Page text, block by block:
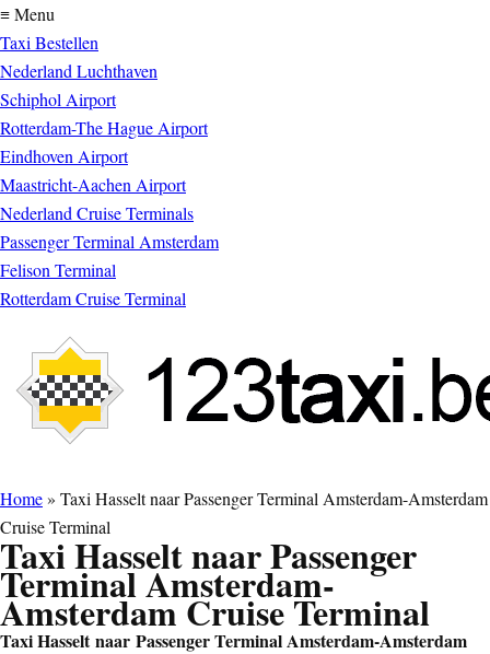
≡ Menu
Taxi Bestellen
Nederland Luchthaven
Schiphol Airport
Rotterdam-The Hague Airport
Eindhoven Airport
Maastricht-Aachen Airport
Nederland Cruise Terminals
Passenger Terminal Amsterdam
Felison Terminal
Rotterdam Cruise Terminal
Home» Taxi Hasselt naar Passenger Terminal Amsterdam-Amsterdam
Cruise Terminal
Taxi Hasselt naar Passenger
Terminal Amsterdam-
Amsterdam Cruise Terminal
Taxi Hasselt naar Passenger Terminal Amsterdam-Amsterdam